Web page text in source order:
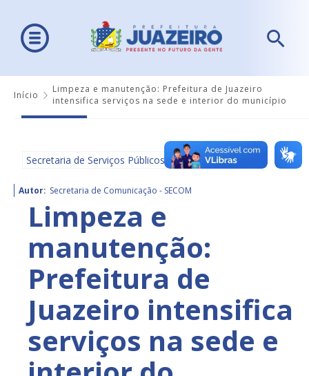
Início
Limpeza e manutenção: Prefeitura de Juazeiro
intensifica serviços na sede e interior do município
Secretaria de Serviços Públicos
Autor: Secretaria de Comunicação - SECOM
Limpeza e
manutenção:
Prefeitura de
Juazeiro intensifica
serviços na sede e